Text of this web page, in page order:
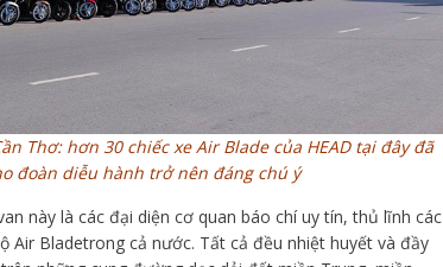
Thơ: hơn 30 chiếc xe Air Blade của HEAD tại đây đã
đoàn diễu hành trở nên đáng chú ý
này là các đại diện cơ quan báo chí uy tín, thủ lĩnh các
Air Bladetrong cả nước. Tất cả đều nhiệt huyết và đầy